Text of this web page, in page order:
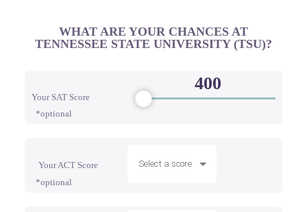
WHAT ARE YOUR CHANCES AT
TENNESSEE STATE UNIVERSITY (TSU)?
Your SAT Score
*optional
Your ACT Score
*optional
Select a score